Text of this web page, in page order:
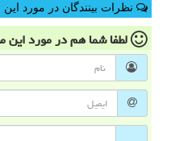
نظرات بینندگان در مورد
لطفا شما همدر مورد این